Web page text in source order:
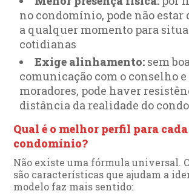
no condomínio, pode não
a qualquer momento para
cotidianas
Exige alinhamento: sem
comunicação com o conselho e
moradores, pode haver
distância da realidade do
Qual é o melhor perfil para
condomínio?
Não existe uma fórmula universal.
são características que ajudam a
modelo faz mais sentido: